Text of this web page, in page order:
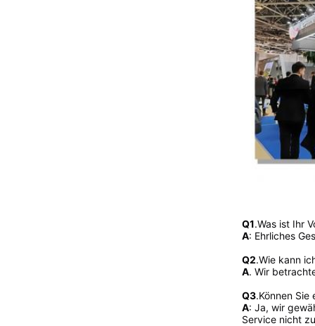
Q1.Was ist Ihr
A: Ehrliches
Q2.Wie kann
A. Wir
Q3.Können
A: Ja, wir
Service nicht